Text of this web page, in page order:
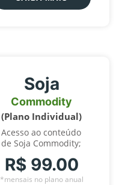
Soja
Commodity
(Plano Individual)
Acesso ao conteúdo
de Soja Commodity;
R$ 99.00
*mensais no plano anual